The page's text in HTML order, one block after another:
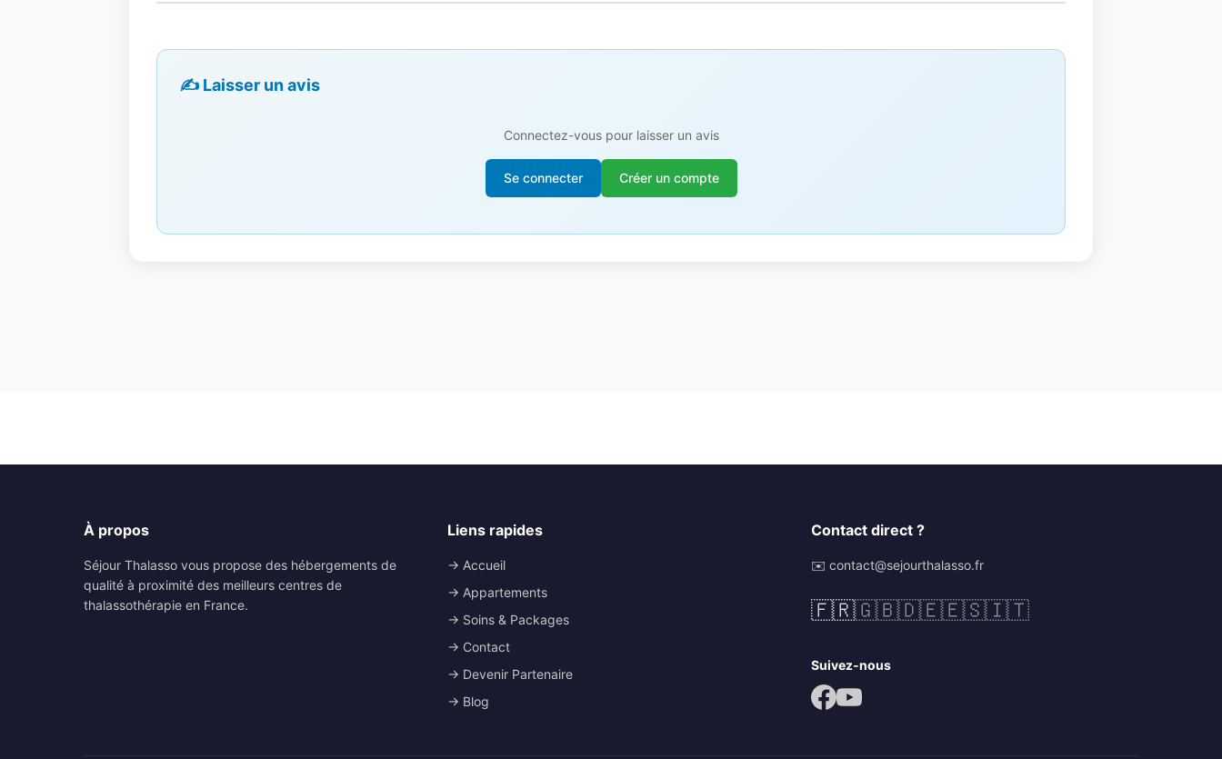
✍️ Laisser un avis
Connectez-vous pour laisser un avis
Se connecter Créer un compte
À propos
Séjour Thalasso vous propose des hébergements de
qualité à proximité des meilleurs centres de
thalassothérapie en France.
Liens rapides
→ Accueil
→ Appartements
→ Soins & Packages
→ Contact
→ Devenir Partenaire
→ Blog
Contact direct ?
✉️ contact@sejourthalasso.fr
🇫🇷🇬🇧🇩🇪🇪🇸🇮🇹
Suivez-nous